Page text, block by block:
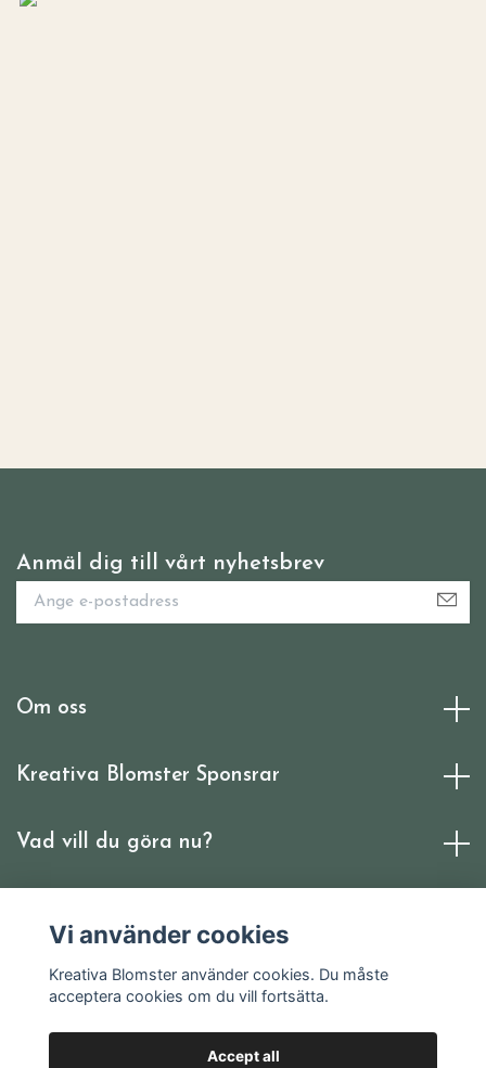
Anmäl dig till vårt nyhetsbrev
Om oss
Kreativa Blomster Sponsrar
Vad vill du göra nu?
Vi använder cookies
Kreativa Blomster använder cookies. Du måste
acceptera cookies om du vill fortsätta.
Accept all